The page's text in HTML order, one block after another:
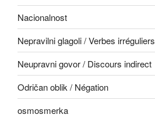
Nacionalnost
Nepravilni glagoli / Verbes irréguliers
Neupravni govor / Discours indirect
Odričan oblik / Négation
osmosmerka